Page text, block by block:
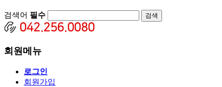
검색어 필수
회원메뉴
로그인
회원가입